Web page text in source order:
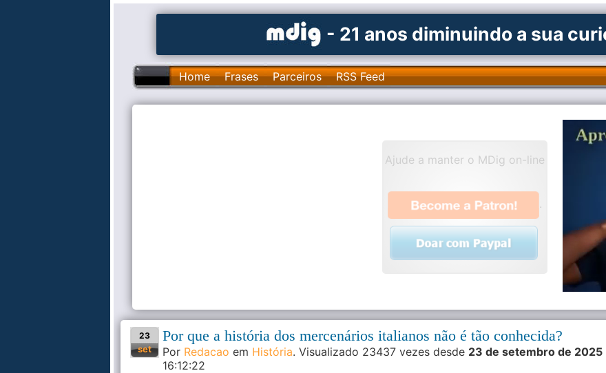
- 21 anos diminuindo a sua
Home Frases Parceiros RSS Feed
Ajude a manter o MDig on-line
.
23
set
Por que a história dos mercenários italianos não é tão conhecida?
Por Redacao em História. Visualizado 23437 vezes desde 23 de setembro de 2025
16:12:22